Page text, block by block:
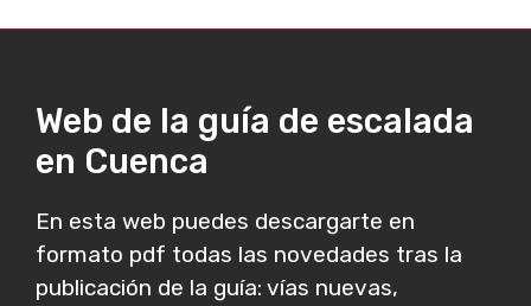
Web de la guía de escalada
en Cuenca
En esta web puedes descargarte en
formato pdf todas las novedades tras la
publicación de la guía: vías nuevas,